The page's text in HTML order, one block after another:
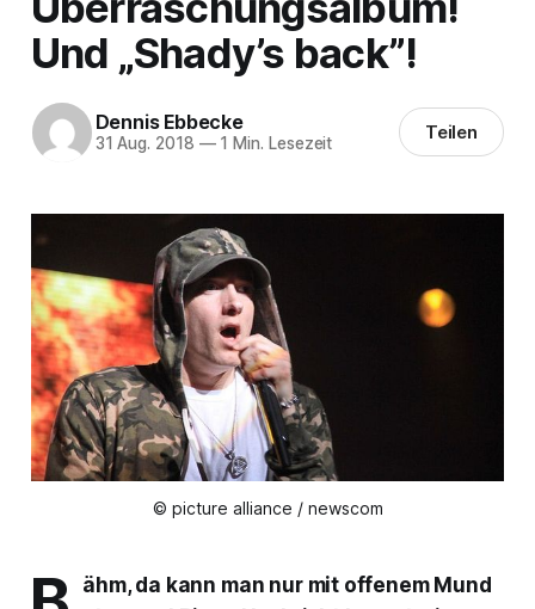
Und „Shady’s back”!
Dennis Ebbecke
31 Aug. 2018 —1 Min. Lesezeit Teilen
© picture alliance / newscom
ähm, da kann man nur mit offenem Mund